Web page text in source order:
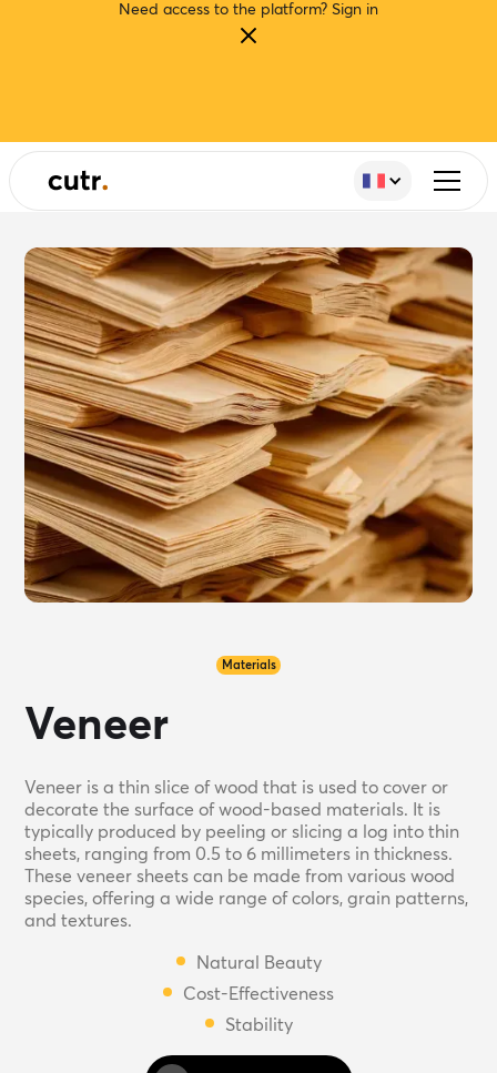
Need access to the platform? Sign in
Materials
Veneer
Veneer is a thin slice of wood that is used to cover or
decorate the surface of wood-based materials. It is
typically produced by peeling or slicing a log into thin
sheets, ranging from 0.5 to 6 millimeters in thickness.
These veneer sheets can be made from various wood
species, offering a wide range of colors, grain patterns,
and textures.
Natural Beauty
Cost-Effectiveness
Stability